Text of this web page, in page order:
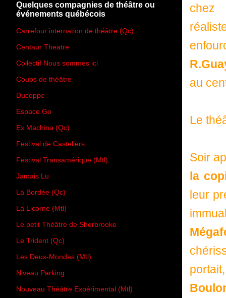
au
Le
Soir
la
leur
Quelques compagnies de théâtre ou
événements québécois
Carrefour internation de théâtre (Qc)
Centaur Theatre
Collectif Nous sommes ici
Coups de théâtre
Duceppe
Espace Go
Ex Machina (Qc)
Festival de Casteliers
Festival Transamérique (Mtl)
Jamais Lu
La Bordée (Qc)
La Licorne (Mtl)
Le petit Théâtre de Sherbrooke
Le Trident (Qc)
Les Deux-Mondes (Mtl)
Niveau Parking
Nouveau Théâtre Expérimental (Mtl)